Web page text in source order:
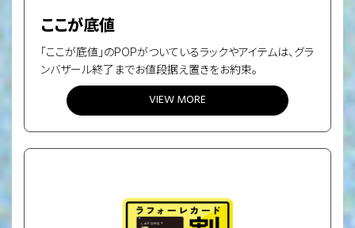
ここが底値
「ここが底値」のPOPがついているラックやアイテムは、グラ
ンバザール終了までお値段据え置きをお約束。
VIEW MORE